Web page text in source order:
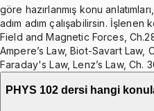
göre hazırlanmış konu
adım adım çalışabilirsin.
Field and Magnetic Forces,
Ampere’s Law, Biot-Savart Law,
Faraday's Law, Lenz’s Law, Ch.
PHYS 102 dersi hangi